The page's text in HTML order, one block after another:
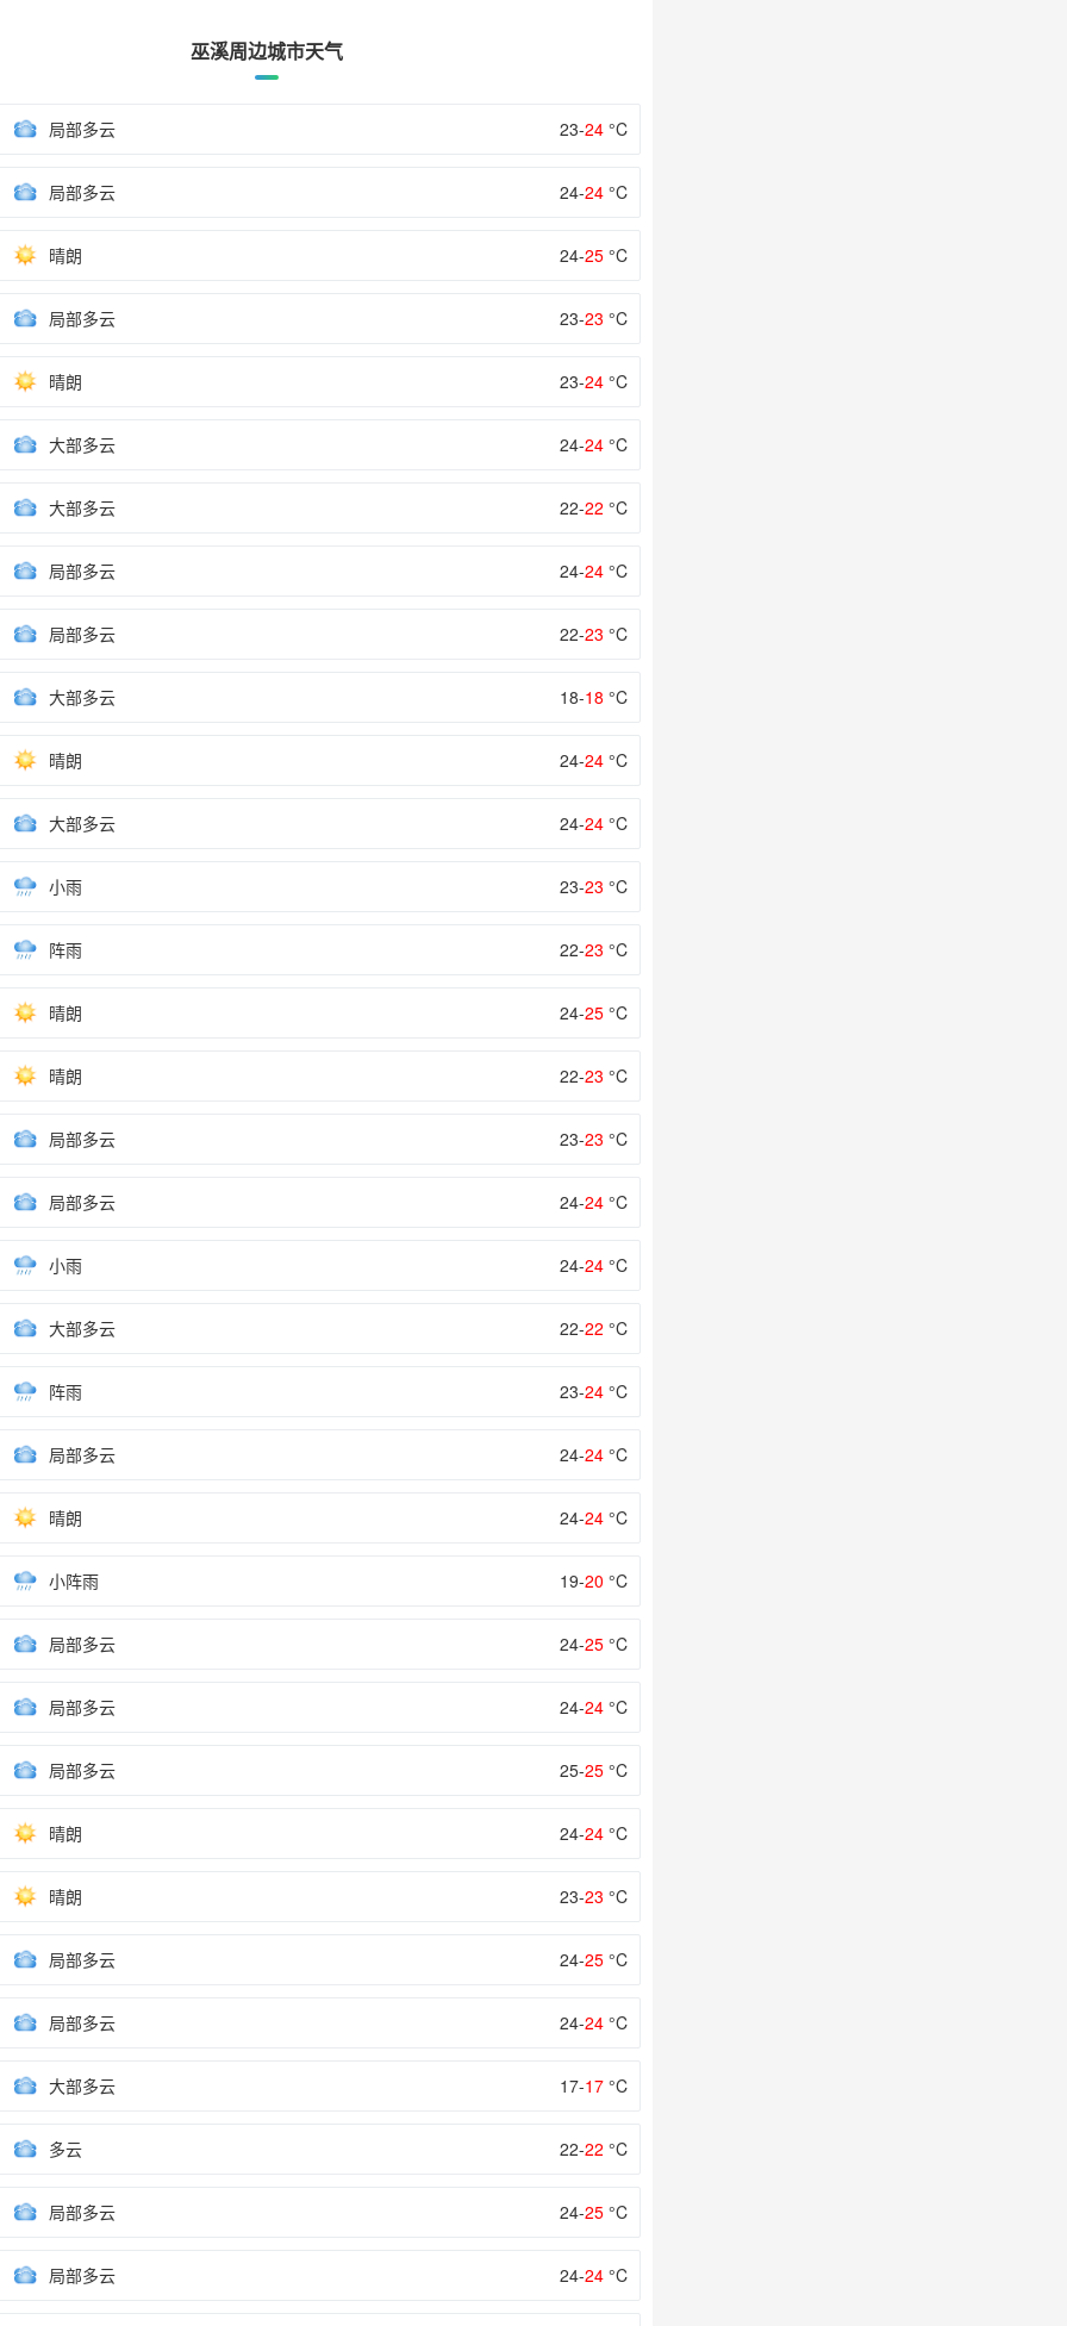
巫溪周边城市天气
局部多云 23-24 °C
局部多云 24-24 °C
晴朗 24-25 °C
局部多云 23-23 °C
晴朗 23-24 °C
大部多云 24-24 °C
大部多云 22-22 °C
局部多云 24-24 °C
局部多云 22-23 °C
大部多云 18-18 °C
晴朗 24-24 °C
大部多云 24-24 °C
小雨 23-23 °C
阵雨 22-23 °C
晴朗 24-25 °C
晴朗 22-23 °C
局部多云 23-23 °C
局部多云 24-24 °C
小雨 24-24 °C
大部多云 22-22 °C
阵雨 23-24 °C
局部多云 24-24 °C
晴朗 24-24 °C
小阵雨 19-20 °C
局部多云 24-25 °C
局部多云 24-24 °C
局部多云 25-25 °C
晴朗 24-24 °C
晴朗 23-23 °C
局部多云 24-25 °C
局部多云 24-24 °C
大部多云 17-17 °C
多云 22-22 °C
局部多云 24-25 °C
局部多云 24-24 °C